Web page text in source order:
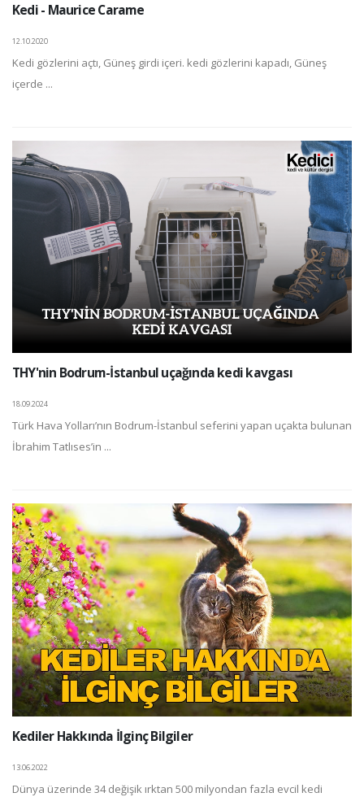
Kedi - Maurice Carame
12.10.2020
Kedi gözlerini açtı, Güneş girdi içeri. kedi gözlerini kapadı, Güneş
içerde ...
THY'nin Bodrum-İstanbul uçağında kedi kavgası
18.09.2024
Türk Hava Yolları’nın Bodrum-İstanbul seferini yapan uçakta bulunan
İbrahim Tatlıses’in ...
Kediler Hakkında İlginç Bilgiler
13.06.2022
Dünya üzerinde 34 değişik ırktan 500 milyondan fazla evcil kedi